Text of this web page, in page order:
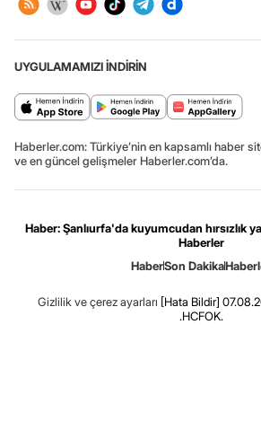
UYGULAMAMIZI İNDİRİN
Haberler.com: Türkiye’nin en kapsamlı haber
ve en güncel gelişmeler Haberler.com’da.
Haber: Şanlıurfa'da kuyumcudan hırsızlık
Haberler
HaberSon Dakika
Gizlilik ve çerez ayarları [Hata Bildir]
.HCFOK.